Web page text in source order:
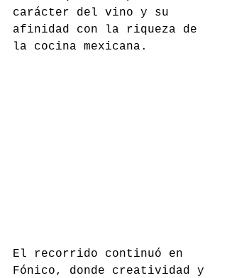
carácter del vino y su
afinidad con la riqueza de
la cocina mexicana.
El recorrido continuó en
Fónico, donde creatividad y